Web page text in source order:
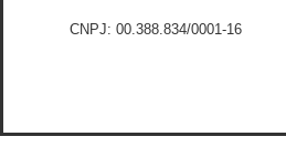
CNPJ: 00.388.834/0001-16